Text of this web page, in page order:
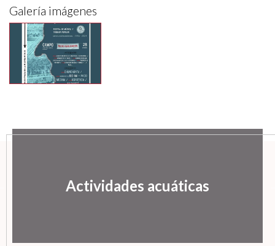
Galería imágenes
Actividades acuáticas